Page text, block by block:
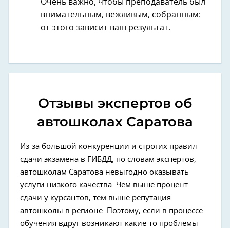
Очень важно, чтобы преподаватель был
внимательным, вежливым, собранным:
от этого зависит ваш результат.
Отзывы экспертов об
автошколах Саратова
Из-за большой конкуренции и строгих правил
сдачи экзамена в ГИБДД, по словам экспертов,
автошколам Саратова невыгодно оказывать
услуги низкого качества. Чем выше процент
сдачи у курсантов, тем выше репутация
автошколы в регионе. Поэтому, если в процессе
обучения вдруг возникают какие-то проблемы